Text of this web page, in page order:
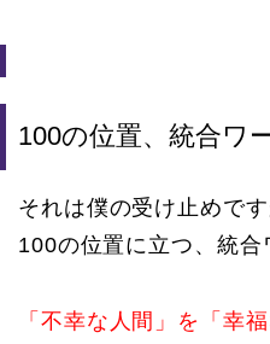
100の位置、統合ワ
それは僕の受け止めで
100の位置に立つ、統合
「不幸な人間」を「幸